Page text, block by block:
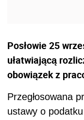
Posłowie 25
ułatwiającą
obowiązek z
Przegłosowana
ustawy o